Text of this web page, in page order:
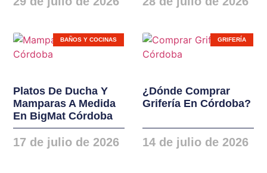
ALUMINIO
BAÑOS Y COCINAS
Platos De Ducha Y
Mamparas A Medida
En BigMat Córdoba
17 de julio de 2026
GRIFERÍA
¿Dónde Comprar
Grifería En Córdoba?
14 de julio de 2026